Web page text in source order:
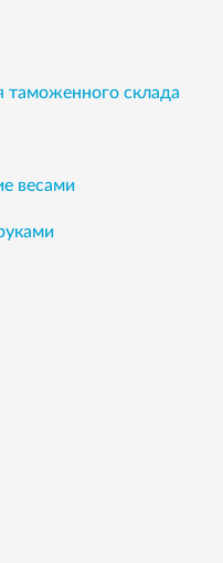
склада
весами